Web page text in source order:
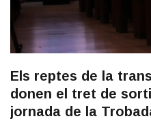
Els reptes de la
donen el tret de
jornada de la